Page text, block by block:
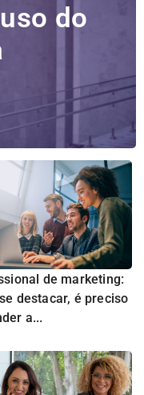
do
de marketing:
destacar, é preciso
a...